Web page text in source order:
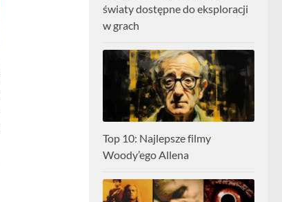
światy dostępne do eksploracji
w grach
Top 10: Najlepsze filmy
Woody’ego Allena